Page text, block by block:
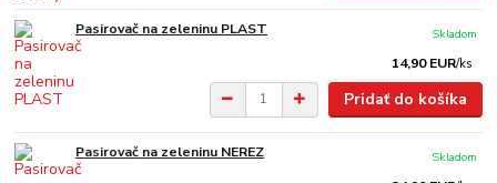
Pasirovač na zeleninu PLAST
14,90 EUR/ks
Skladom
Pridať do košíka
Pasirovač na zeleninu NEREZ
Skladom